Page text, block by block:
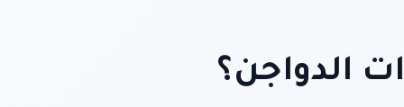
الدواجن؟